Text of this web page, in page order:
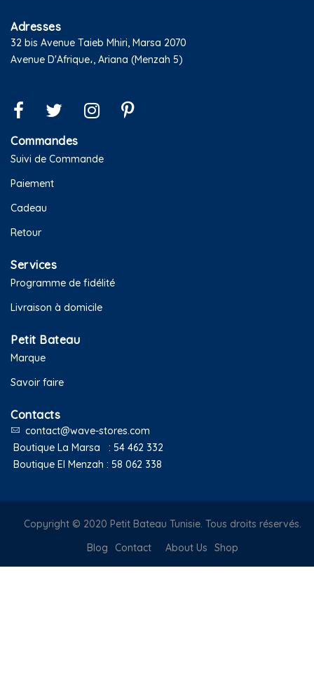
Adresses
32 bis Avenue Taieb Mhiri, Marsa 2070
Avenue D'Afrique،, Ariana (Menzah 5)
Commandes
Suivi de Commande
Paiement
Cadeau
Retour
Services
Programme de fidélité
Livraison à domicile
Petit Bateau
Marque
Savoir faire
Contacts
contact@wave-stores.com
Boutique La Marsa : 54 462 332
Boutique El Menzah : 58 062 338
Copyright © 2020 Petit Bateau Tunisie. Tous droits réservés.
Shop
About Us
Contact
Blog